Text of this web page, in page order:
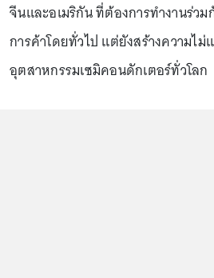
จีนและอเมริกัน ที่ต้องการทำงานร่วม
การค้าโดยทั่วไป แต่ยังสร้างความไ
อุตสาหกรรมเซมิคอนดักเตอร์ทั่วโลก